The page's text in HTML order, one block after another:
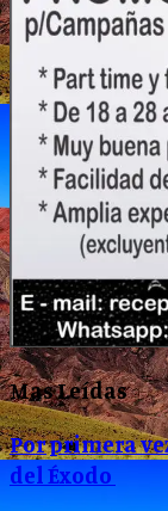
Mas Leídas
Por primera
del Éxodo